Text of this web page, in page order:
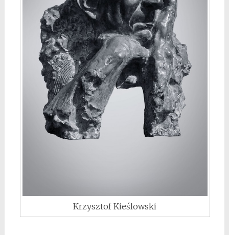
Krzysztof Kieślowski